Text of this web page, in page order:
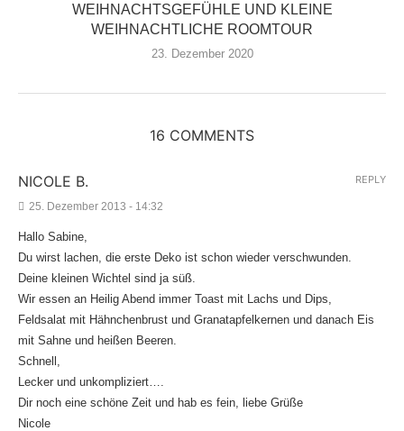
WEIHNACHTSGEFÜHLE UND KLEINE
WEIHNACHTLICHE ROOMTOUR
23. Dezember 2020
16 COMMENTS
NICOLE B.
25. Dezember 2013 - 14:32
Hallo Sabine,
Du wirst lachen, die erste Deko ist schon wieder verschwunden.
Deine kleinen Wichtel sind ja süß.
Wir essen an Heilig Abend immer Toast mit Lachs und Dips,
Feldsalat mit Hähnchenbrust und Granatapfelkernen und danach Eis
mit Sahne und heißen Beeren.
Schnell,
Lecker und unkompliziert….
Dir noch eine schöne Zeit und hab es fein, liebe Grüße
Nicole
REPLY